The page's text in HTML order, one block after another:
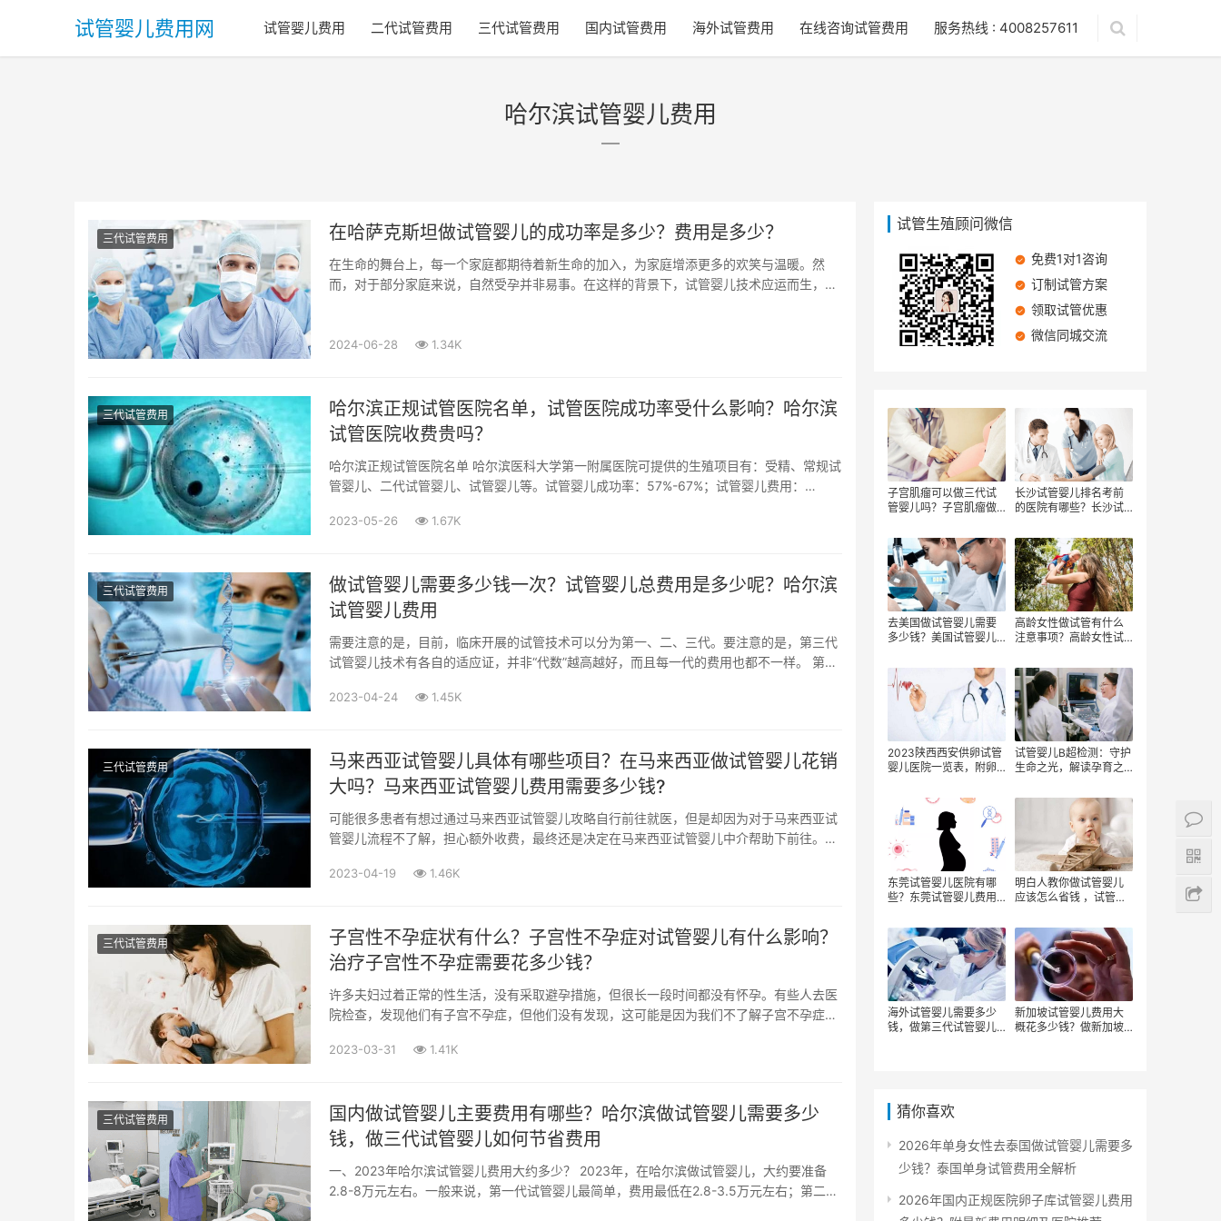
试管婴儿费用网 试管婴儿费用 二代试管费用 三代试管费用 国内试管费用 海外试管费用 在线咨询试管费用 服务热线 : 4008257611
哈尔滨试管婴儿费用
三代试管费用 在哈萨克斯坦做试管婴儿的成功率是多少？费用是多少？
在生命的舞台上，每一个家庭都期待着新生命的加入，为家庭增添更多的欢笑与温暖。然
而，对于部分家庭来说，自然受孕并非易事。在这样的背景下，试管婴儿技术应运而生，为
2024-06-28 1.34K
三代试管费用
哈尔滨正规试管医院名单，试管医院成功率受什么影响？哈尔滨
试管医院收费贵吗？
哈尔滨正规试管医院名单 哈尔滨医科大学第一附属医院可提供的生殖项目有：受精、常规试
管婴儿、二代试管婴儿、试管婴儿等。试管婴儿成功率：57%-67%；试管婴儿费用：
2023-05-26 1.67K
三代试管费用
做试管婴儿需要多少钱一次？试管婴儿总费用是多少呢？哈尔滨
试管婴儿费用
需要注意的是，目前，临床开展的试管技术可以分为第一、二、三代。要注意的是，第三代
试管婴儿技术有各自的适应证，并非“代数”越高越好，而且每一代的费用也都不一样。 第一
2023-04-24 1.45K
三代试管费用
马来西亚试管婴儿具体有哪些项目？在马来西亚做试管婴儿花销
大吗？马来西亚试管婴儿费用需要多少钱?
可能很多患者有想过通过马来西亚试管婴儿攻略自行前往就医，但是却因为对于马来西亚试
管婴儿流程不了解，担心额外收费，最终还是决定在马来西亚试管婴儿中介帮助下前往。事
2023-04-19 1.46K
三代试管费用
子宫性不孕症状有什么？子宫性不孕症对试管婴儿有什么影响？
治疗子宫性不孕症需要花多少钱？
许多夫妇过着正常的性生活，没有采取避孕措施，但很长一段时间都没有怀孕。有些人去医
院检查，发现他们有子宫不孕症，但他们没有发现，这可能是因为我们不了解子宫不孕症的
2023-03-31 1.41K
三代试管费用
国内做试管婴儿主要费用有哪些？哈尔滨做试管婴儿需要多少
钱，做三代试管婴儿如何节省费用
一、2023年哈尔滨试管婴儿费用大约多少？ 2023年，在哈尔滨做试管婴儿，大约要准备
2.8-8万元左右。一般来说，第一代试管婴儿最简单，费用最低在2.8-3.5万元左右；第二代
试管生殖顾问微信
免费1对1咨询
订制试管方案
领取试管优惠
微信同城交流
子宫肌瘤可以做三代试
管婴儿吗？子宫肌瘤做
少？
长沙试管婴儿排名考前
的医院有哪些？长沙试
试管婴儿费用明细
去美国做试管婴儿需要
多少钱？美国试管婴儿
儿移植成功了多久后才
算稳定？
高龄女性做试管有什么
注意事项？高龄女性试
2023陕西西安供卵试管
婴儿医院一览表，附卵
试管婴儿B超检测：守护
生命之光，解读孕育之
东莞试管婴儿医院有哪
些？东莞试管婴儿费用
明白人教你做试管婴儿
应该怎么省钱 ，试管婴
试管婴儿费用的因素有
哪些
海外试管婴儿需要多少
钱，做第三代试管婴儿
新加坡试管婴儿费用大
概花多少钱？做新加坡
猜你喜欢
2026年单身女性去泰国做试管婴儿需要多
少钱？泰国单身试管费用全解析
2026年国内正规医院卵子库试管婴儿费用